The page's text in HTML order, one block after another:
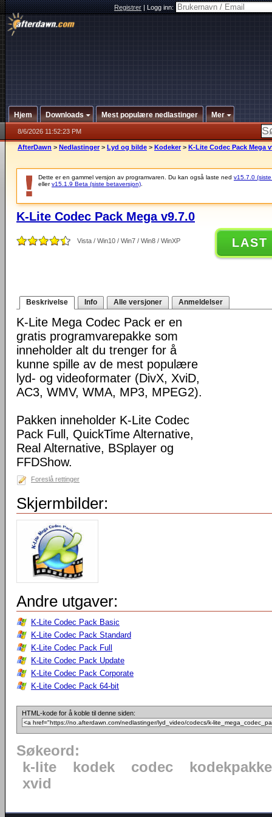
Registrer|Logg inn:
Hjem Downloads Mest populære nedlastinger Mer
8/6/2026 11:52:23 PM
AfterDawn > Nedlastinger > Lyd og bilde > Kodeker > K-Lite Codec Pack Mega
Dette er en gammel versjon av programvaren. Du kan også laste ned v15.7.0
ellerv15.1.9 Beta (siste betaversjon)
K-Lite Codec Pack Mega v9.7.0
Vista / Win10 / Win7 / Win8 / WinXP LAST
Beskrivelse Info Alle versjoner Anmeldelser
K-Lite Mega Codec Pack er en
gratis programvarepakke som
inneholder alt du trenger for å
kunne spille av de mest populære
lyd- og videoformater (DivX, XviD,
AC3, WMV, WMA, MP3, MPEG2).
Pakken inneholder K-Lite Codec
Pack Full, QuickTime Alternative,
Real Alternative, BSplayer og
FFDShow.
Foreslå rettinger
Skjermbilder:
Andre utgaver:
K-Lite Codec Pack Basic
K-Lite Codec Pack Standard
K-Lite Codec Pack Full
K-Lite Codec Pack Update
K-Lite Codec Pack Corporate
K-Lite Codec Pack 64-bit
HTML-kode for å koble til denne siden:
Søkeord:
k-lite
kodek codec
kodekpakke
xvid